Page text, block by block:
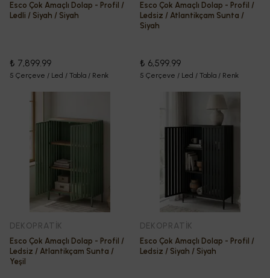
Esco Çok Amaçlı Dolap - Profil /
Ledli / Siyah / Siyah
₺ 7,899.99
5 Çerçeve / Led / Tabla / Renk
Esco Çok Amaçlı Dolap - Profil /
Ledsiz / Atlantikçam Sunta /
Siyah
₺ 6,599.99
5 Çerçeve / Led / Tabla / Renk
DEKOPRATİK
Esco Çok Amaçlı Dolap - Profil /
Ledsiz / Atlantikçam Sunta /
Yeşil
DEKOPRATİK
Esco Çok Amaçlı Dolap - Profil /
Ledsiz / Siyah / Siyah